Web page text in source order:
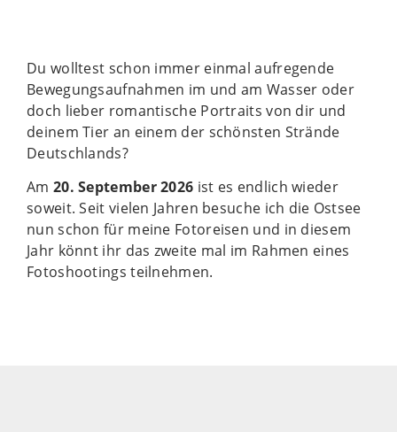
Du wolltest schon immer einmal aufregende
Bewegungsaufnahmen im und am Wasser oder
doch lieber romantische Portraits von dir und
deinem Tier an einem der schönsten Strände
Deutschlands?
Am 20. September 2026 ist es endlich wieder
soweit. Seit vielen Jahren besuche ich die Ostsee
nun schon für meine Fotoreisen und in diesem
Jahr könnt ihr das zweite mal im Rahmen eines
Fotoshootings teilnehmen.